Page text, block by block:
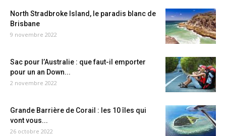
North Stradbroke Island, le paradis blanc de
Brisbane
9 novembre 2022
Sac pour l’Australie : que faut-il emporter
pour un an Down...
2 novembre 2022
Grande Barrière de Corail : les 10 îles qui
vont vous...
26 octobre 2022